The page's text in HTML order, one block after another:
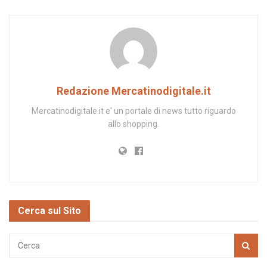
Redazione Mercatinodigitale.it
Mercatinodigitale.it e' un portale di news tutto riguardo
allo shopping.
Cerca sul Sito